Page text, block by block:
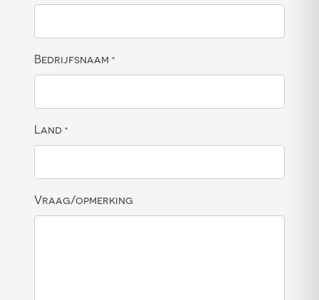
Bedrijfsnaam *
Land *
Vraag/opmerking